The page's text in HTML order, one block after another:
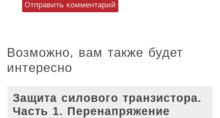
Возможно, вам также будет
интересно
Защита силового транзистора.
Часть 1. Перенапряжение